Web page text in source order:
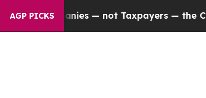
AGP PICKS— not Taxpayers — the Chance to